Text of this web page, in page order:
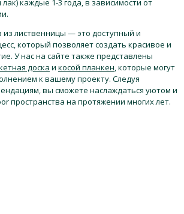
каждые 1-3 года, в зависимости от
лиственницы — это доступный и
который позволяет создать красивое и
У нас на сайте также представлены
доска и косой планкен, которые могут
к вашему проекту. Следуя
вы сможете наслаждаться уютом и
пространства на протяжении многих лет.